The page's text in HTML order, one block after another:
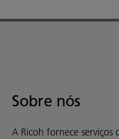
Sobre nós
A Ricoh fornece